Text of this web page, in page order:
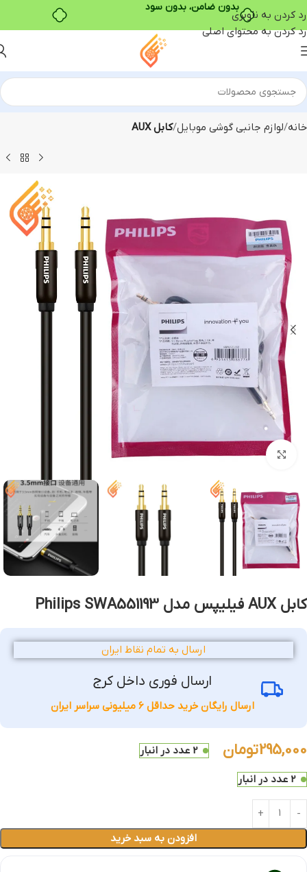
بدون ضامن، بدون سود
رد کردن به ناوبری
رد کردن به محتوای اصلی
خانه لوازم جانبی گوشی موبایل کابل AUX
بزرگنمایی تصویر
کابل AUX فیلیپس مدل Philips SWA551193
ارسال به تمام نقاط ایران
ارسال فوری داخل کرج
ارسال رایگان خرید حداقل 6 میلیونی سراسر ایران
295,000تومان 2 عدد در انبار
2 عدد در انبار
افزودن به سبد خرید